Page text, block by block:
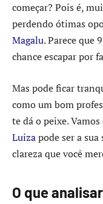
começar? Pois é,
perdendo ótimas
Magalu. Parece que
chance escapar por
Mas pode ficar
como um bom
te dá o peixe.
Luizapode ser a
clareza que você
O que